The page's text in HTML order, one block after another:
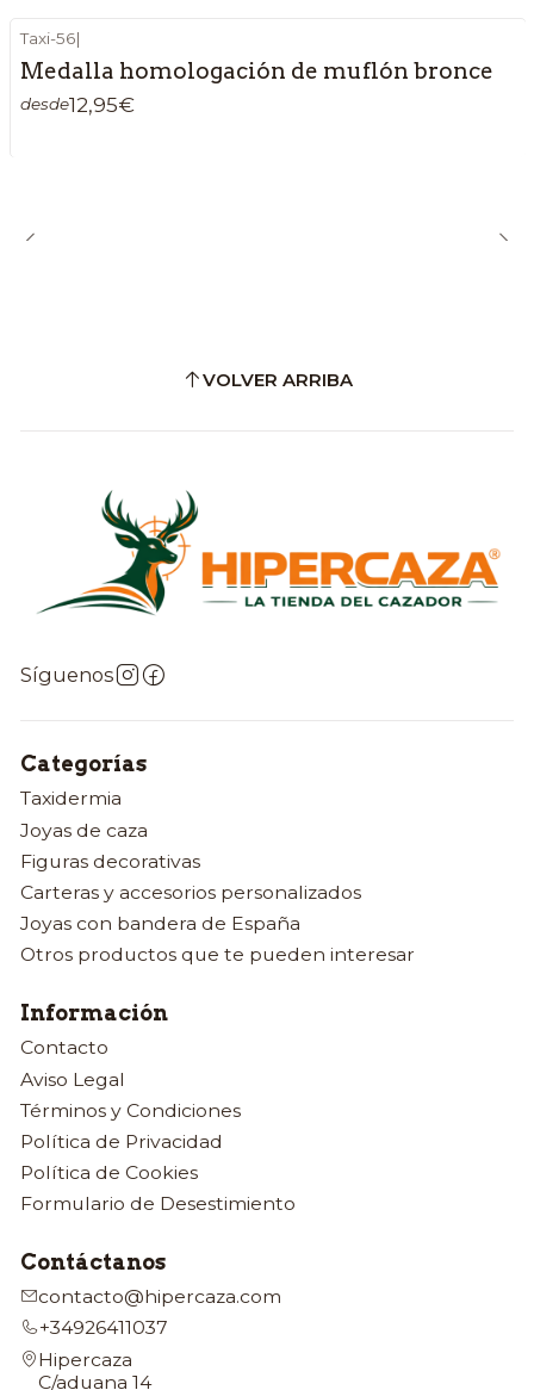
Taxi-56|
Medalla homologación de muflón bronce
desde12,95€
VOLVER ARRIBA
Síguenos
Categorías
Taxidermia
Joyas de caza
Figuras decorativas
Carteras y accesorios personalizados
Joyas con bandera de España
Otros productos que te pueden interesar
Información
Contacto
Aviso Legal
Términos y Condiciones
Política de Privacidad
Política de Cookies
Formulario de Desestimiento
Contáctanos
contacto@hipercaza.com
+34926411037
Hipercaza
C/aduana 14